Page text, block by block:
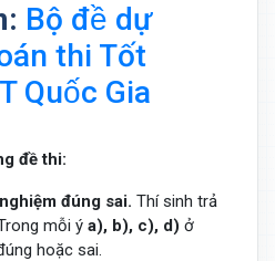
Bộ đề dự
thi Tốt
Quốc Gia
đề thi:
đúng sai. Thí sinh trả
mỗi ý a), b), c), d) ở
hoặc sai.